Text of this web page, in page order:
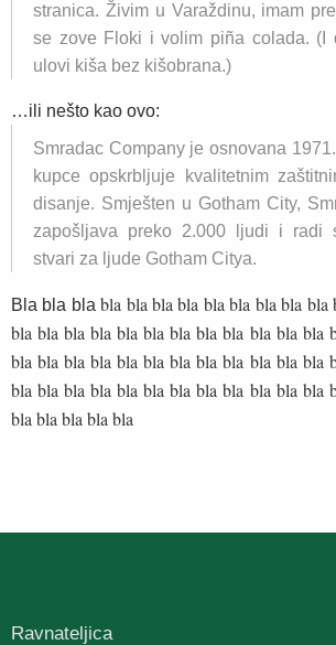
stranica. Živim u Varaždinu, imam
se zove Floki i volim piña colada. (I
ulovi kiša bez kišobrana.)
…ili nešto kao ovo:
Smradac Company je osnovana
kupce opskrbljuje kvalitetnim
disanje. Smješten u Gotham City,
zapošljava preko 2.000 ljudi i radi
stvari za ljude Gotham Citya.
Bla bla bla bla bla bla bla bla bla bla bla bla
bla bla bla bla bla bla bla bla bla bla bla bla
bla bla bla bla bla bla bla bla bla bla bla bla
bla bla bla bla bla bla bla bla bla bla bla bla
bla bla bla bla bla
Ravnateljica